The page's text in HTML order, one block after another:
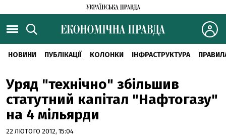
НОВИНИ ПУБЛІКАЦІЇ КОЛОНКИ ІНФРАСТРУКТУРА
Уряд "технічно" збільшив
статутний капітал "Нафтогазу"
на 4 мільярди
22 ЛЮТОГО 2012, 15:04